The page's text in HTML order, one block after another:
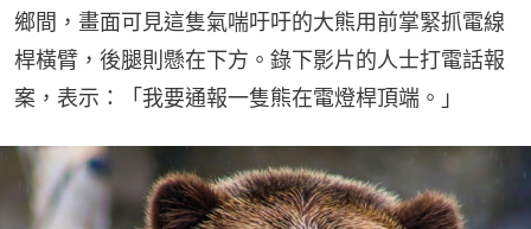
鄉間，畫面可見這隻氣喘吁吁的大熊用前掌緊抓電線
桿橫臂，後腿則懸在下方。錄下影片的人士打電話報
案，表示：「我要通報一隻熊在電燈桿頂端。」